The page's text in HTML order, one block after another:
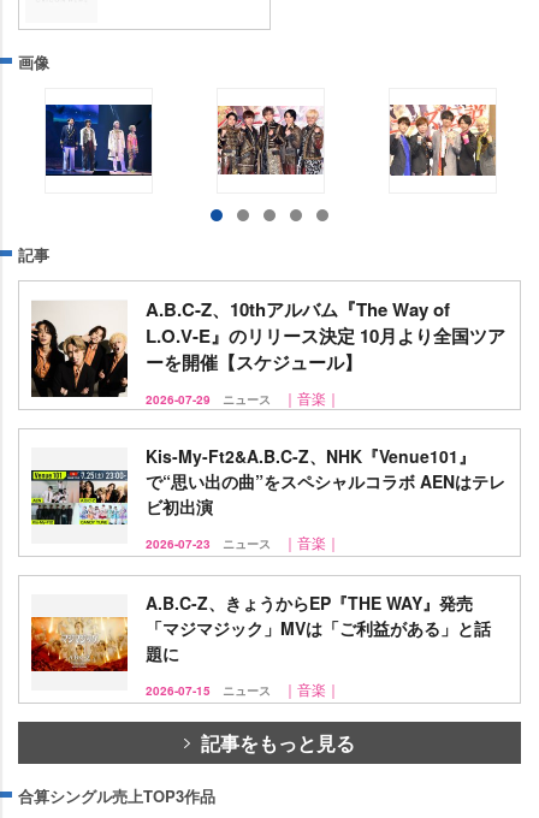
画像
記事
A.B.C-Z、10thアルバム『The Way of
L.O.V-E』のリリース決定 10月より全国ツア
ーを開催【スケジュール】
2026-07-29 ニュース ｜音楽｜
Kis-My-Ft2&A.B.C-Z、NHK『Venue101』
で“思い出の曲”をスペシャルコラボ AENはテレ
ビ初出演
2026-07-23 ニュース ｜音楽｜
A.B.C-Z、きょうからEP『THE WAY』発売
「マジマジック」MVは「ご利益がある」と話
題に
2026-07-15 ニュース ｜音楽｜
記事をもっと見る
合算シングル売上TOP3作品